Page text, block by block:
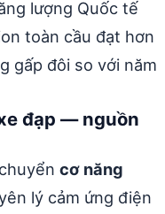
lượng Quốc tế
toàn cầu đạt hơn
gấp đôi so với năm
đạp — nguồn
cơ năng
lý cảm ứng điện